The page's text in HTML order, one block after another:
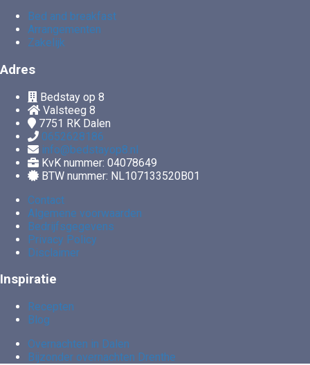
Bed and breakfast
Arrangementen
Zakelijk
Adres
Bedstay op 8
Valsteeg 8
7751 RK Dalen
0652628186
info@bedstayop8.nl
KvK nummer: 04078649
BTW nummer: NL107133520B01
Contact
Algemene voorwaarden
Bedrijfsgegevens
Privacy Policy
Disclaimer
Inspiratie
Recepten
Blog
Overnachten in Dalen
Bijzonder overnachten Drenthe